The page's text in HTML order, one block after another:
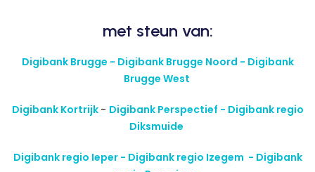
met steun van:
Digibank Brugge - Digibank Brugge Noord - Digibank
Brugge West
Digibank Kortrijk - Digibank Perspectief - Digibank regio
Diksmuide
Digibank regio Ieper - Digibank regio Izegem - Digibank